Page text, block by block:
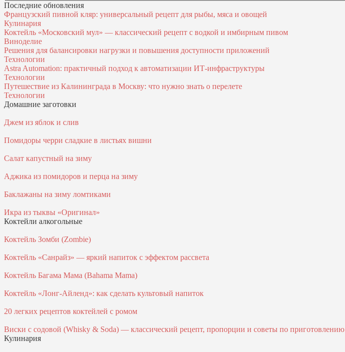
Последние обновления
Французский пивной кляр: универсальный рецепт для рыбы, мяса и овощей
Кулинария
Коктейль «Московский мул» — классический рецепт с водкой и имбирным пивом
Виноделие
Решения для балансировки нагрузки и повышения доступности приложений
Технологии
Astra Automation: практичный подход к автоматизации ИТ‑инфраструктуры
Технологии
Путешествие из Калининграда в Москву: что нужно знать о перелете
Технологии
Домашние заготовки
Джем из яблок и слив
Помидоры черри сладкие в листьях вишни
Салат капустный на зиму
Аджика из помидоров и перца на зиму
Баклажаны на зиму ломтиками
Икра из тыквы «Оригинал»
Коктейли алкогольные
Коктейль Зомби (Zombie)
Коктейль «Санрайз» — яркий напиток с эффектом рассвета
Коктейль Багама Мама (Bahama Mama)
Коктейль «Лонг-Айленд»: как сделать культовый напиток
20 легких рецептов коктейлей с ромом
Виски с содовой (Whisky & Soda) — классический рецепт, пропорции и советы по приготовлению
Кулинария